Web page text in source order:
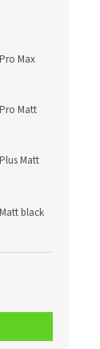
Max
Matt
Matt
black